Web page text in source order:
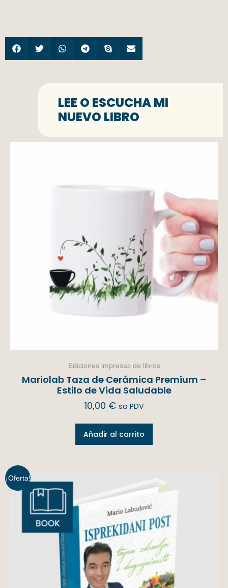
LEE O ESCUCHA MI
NUEVO LIBRO
Ediciones impresas de libros
Mariolab Taza de Cerámica Premium –
Estilo de Vida Saludable
10,00 € sa PDV
Añadir al carrito
¡Oferta!